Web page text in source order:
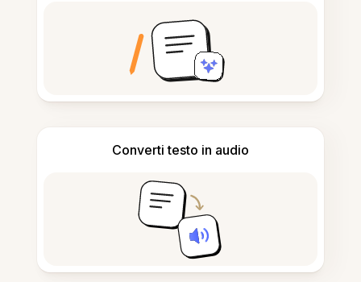
Converti testo in audio